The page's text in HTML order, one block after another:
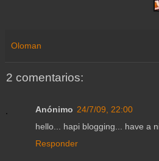
Oloman
2 comentarios:
Anónimo 24/7/09, 22:00
hello... hapi blogging... have a
Responder